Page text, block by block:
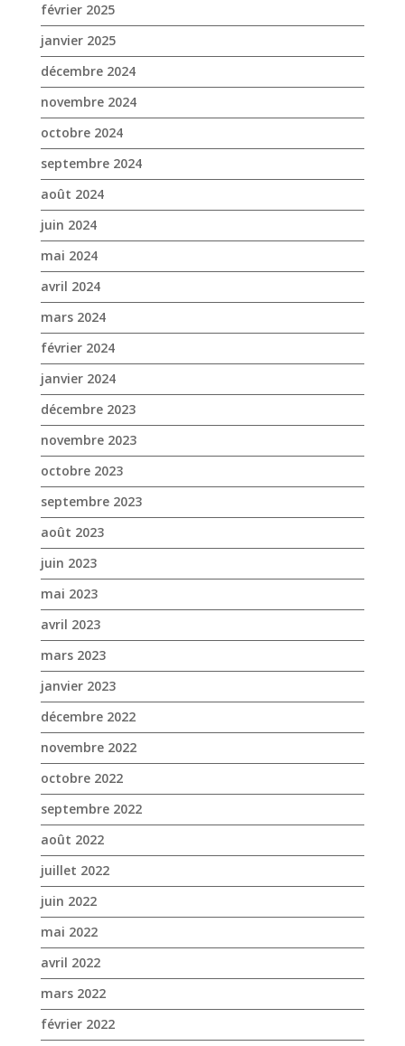
février 2025
janvier 2025
décembre 2024
novembre 2024
octobre 2024
septembre 2024
août 2024
juin 2024
mai 2024
avril 2024
mars 2024
février 2024
janvier 2024
décembre 2023
novembre 2023
octobre 2023
septembre 2023
août 2023
juin 2023
mai 2023
avril 2023
mars 2023
janvier 2023
décembre 2022
novembre 2022
octobre 2022
septembre 2022
août 2022
juillet 2022
juin 2022
mai 2022
avril 2022
mars 2022
février 2022